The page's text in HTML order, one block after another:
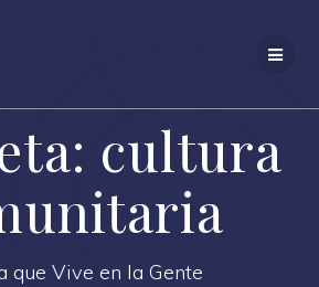
cultura
que Vive en la Gente